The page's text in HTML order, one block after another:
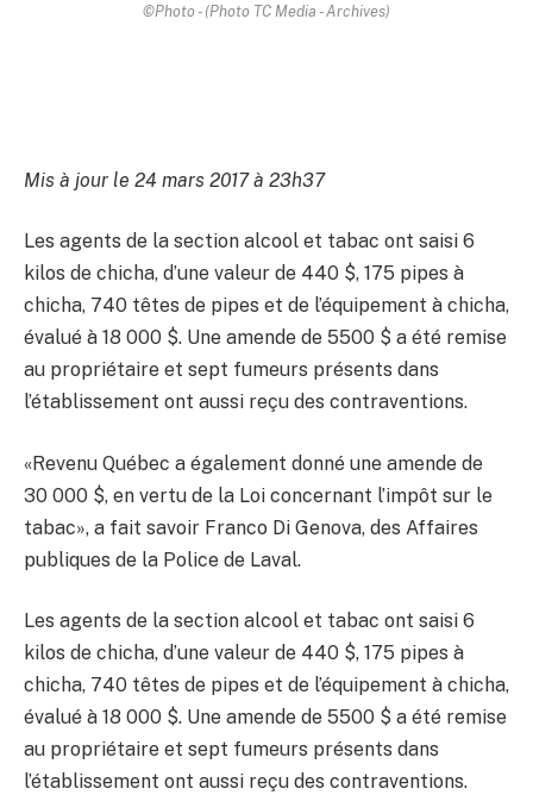
©Photo - (Photo TC Media - Archives)
Mis à jour le 24 mars 2017 à 23h37
Les agents de la section alcool et tabac ont saisi 6
kilos de chicha, d’une valeur de 440 $, 175 pipes à
chicha, 740 têtes de pipes et de l’équipement à chicha,
évalué à 18 000 $. Une amende de 5500 $ a été remise
au propriétaire et sept fumeurs présents dans
l’établissement ont aussi reçu des contraventions.
«Revenu Québec a également donné une amende de
30 000 $, en vertu de la Loi concernant l’impôt sur le
tabac», a fait savoir Franco Di Genova, des Affaires
publiques de la Police de Laval.
Les agents de la section alcool et tabac ont saisi 6
kilos de chicha, d’une valeur de 440 $, 175 pipes à
chicha, 740 têtes de pipes et de l’équipement à chicha,
évalué à 18 000 $. Une amende de 5500 $ a été remise
au propriétaire et sept fumeurs présents dans
l’établissement ont aussi reçu des contraventions.